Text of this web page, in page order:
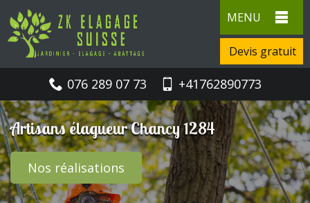
MENU
Devis gratuit
076 289 07 73 +41762890773
Artisans élagueur Chancy 1284
Nos réalisations